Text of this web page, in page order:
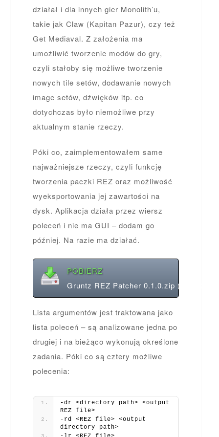
działał i dla innych gier Monolith’u,
takie jak Claw (Kapitan Pazur), czy też
Get Mediaval. Z założenia ma
umożliwić tworzenie modów do gry,
czyli stałoby się możliwe tworzenie
nowych tile setów, dodawanie nowych
image setów, dźwięków itp. co
dotychczas było niemożliwe przy
aktualnym stanie rzeczy.
Póki co, zaimplementowałem same
najważniejsze rzeczy, czyli funkcję
tworzenia paczki REZ oraz możliwość
wyeksportowania jej zawartości na
dysk. Aplikacja działa przez wiersz
poleceń i nie ma GUI – dodam go
później. Na razie ma działać.
POBIERZ
Gruntz REZ Patcher 0.1.0.zip (485.32
Lista argumentów jest traktowana jako
lista poleceń – są analizowane jedna po
drugiej i na bieżąco wykonują określone
zadania. Póki co są cztery możliwe
polecenia:
-dr <directory path> <output
REZ file>
-rd <REZ file> <output
directory path>